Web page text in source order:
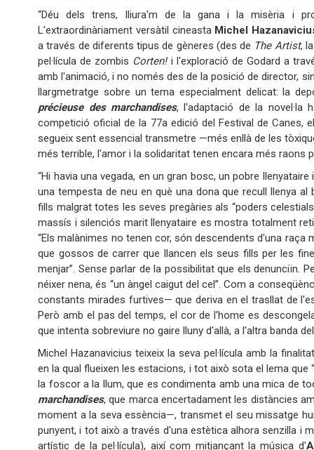
“Déu dels trens, lliura'm de la gana i la misèria i
L'extraordinàriament versàtil cineasta Michel
a través de diferents tipus de gèneres (des de The Artist,
pel·lícula de zombis Corten!i l'exploració de Godard a
amb l'animació,i no només des de la posició de director,
llargmetratge sobre un tema especialment delicat: la
précieuse des marchandises, l'adaptació de la novel·la
competició oficial de la 77a edició del Festival de Canes,
segueix sent essencial transmetre —més enllà de les
més terrible, l'amor i la solidaritat tenen encara més raons
“Hi havia una vegada, en un gran bosc, un pobre
una tempesta de neu en què una dona que recull llenya
fills malgrat totes les seves pregàries als “poders
massís i silenciós marit llenyataire es mostra totalment
“Els malànimes no tenen cor, són descendents d'una raça
que gossos de carrer que llancen els seus fills per les
menjar”. Sense parlar de la possibilitat que els denunciïn.
néixer nena, és “un àngel caigut del cel”. Com a
constants mirades furtives— que deriva en el trasllat de
Però amb el pas del temps, el cor de l'home es
que intenta sobreviure no gaire lluny d'allà, a l'altra banda
Michel Hazanavicius teixeix la seva pel·lícula amb la
en la qual flueixen les estacions, i tot això sota el lema que
la foscor a la llum, que es condimenta amb una mica de
marchandises, que marca encertadament les distàncies
moment a la seva essència—, transmet el seu missatge
punyent, i tot això a través d'una estètica alhora senzilla i
artístic de la pel·lícula), així com mitjançant la música d'